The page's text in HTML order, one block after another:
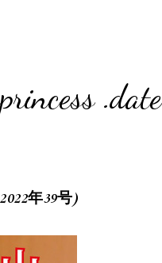
.date
年39号)